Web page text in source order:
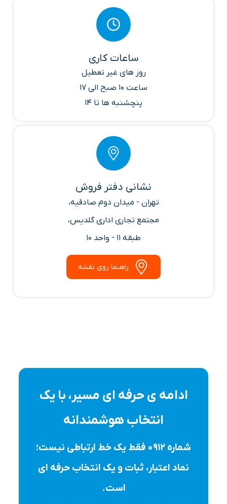
ساعات کاری
روز های غیر تعطیل
ساعت 10 صبح الی 17
پنچشنبه ها تا 14
نشانی دفتر فروش
تهران - میدان دوم صادقیه،
مجتمع تجاری اداری گلدیس،
طبقه 11 - واحد 10
راهنما روی نقشه
ادامه ی حرفه ای مسیر، با یک
انتخاب هوشمندانه
شماره ۰۹۱۲ فقط یک خط ارتباطی نیست؛
نماد اعتبار، ثبات و یک انتخاب حرفه ای
است.